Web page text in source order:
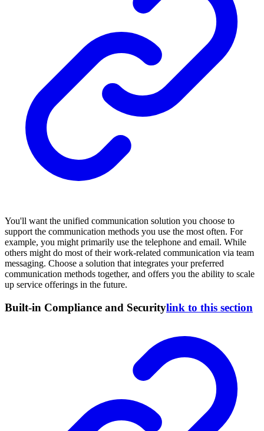
You'll want the unified communication solution you choose to
support the communication methods you use the most often. For
example, you might primarily use the telephone and email. While
others might do most of their work-related communication via team
messaging. Choose a solution that integrates your preferred
communication methods together, and offers you the ability to scale
up service offerings in the future.
Built-in Compliance and Securitylink to this section